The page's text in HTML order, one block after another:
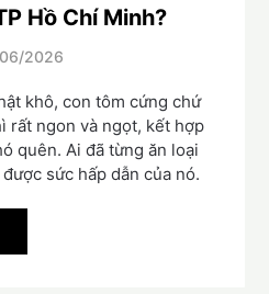
Hồ Chí Minh?
2026
khô, con tôm cứng chứ
rất ngon và ngọt, kết hợp
quên. Ai đã từng ăn loại
sức hấp dẫn của nó.